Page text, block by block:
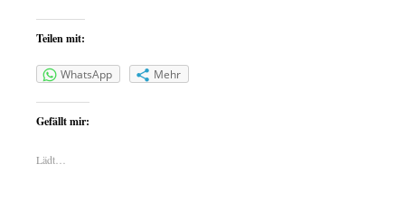
Teilen mit:
WhatsApp Mehr
Gefällt mir:
Lädt…